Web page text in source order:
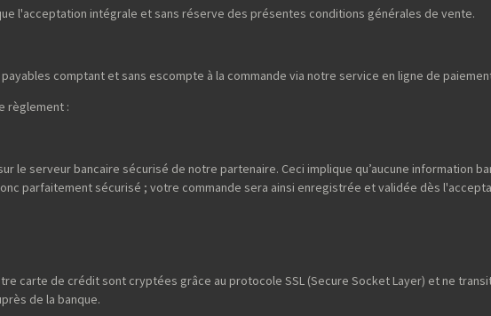
l'acceptation intégrale et sans réserve des présentes conditions générales de vente.
comptant et sans escompte à la commande via notre service en ligne de
règlement :
le serveur bancaire sécurisé de notre partenaire. Ceci implique qu’aucune information
parfaitement sécurisé ; votre commande sera ainsi enregistrée et validée dès
carte de crédit sont cryptées grâce au protocole SSL (Secure Socket Layer) et ne
de la banque.